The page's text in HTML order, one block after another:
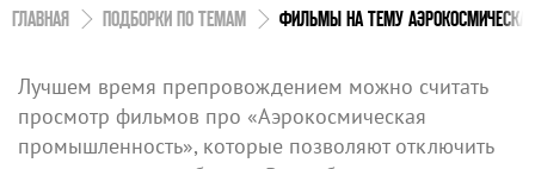
ГЛАВНАЯ ПОДБОРКИ ПО ТЕМАМ ФИЛЬМЫ НА ТЕМУ
Лучшем время препровождением можно считать
просмотр фильмов про «Аэрокосмическая
промышленность», которые позволяют отключить